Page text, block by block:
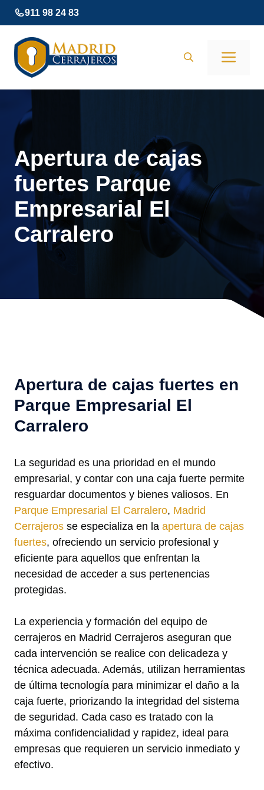
Saltar
al
contenido
911 98 24 83
Apertura de cajas
fuertes Parque
Empresarial El
Carralero
Apertura de cajas fuertes en
Parque Empresarial El
Carralero
La seguridad es una prioridad en el mundo
empresarial, y contar con una caja fuerte permite
resguardar documentos y bienes valiosos. En
Parque Empresarial El Carralero, Madrid
Cerrajeros se especializa en la apertura de cajas
fuertes, ofreciendo un servicio profesional y
eficiente para aquellos que enfrentan la
necesidad de acceder a sus pertenencias
protegidas.
La experiencia y formación del equipo de
cerrajeros en Madrid Cerrajeros aseguran que
cada intervención se realice con delicadeza y
técnica adecuada. Además, utilizan herramientas
de última tecnología para minimizar el daño a la
caja fuerte, priorizando la integridad del sistema
de seguridad. Cada caso es tratado con la
máxima confidencialidad y rapidez, ideal para
empresas que requieren un servicio inmediato y
efectivo.